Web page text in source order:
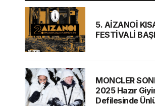
5. AİZANOİ
FESTİVALİ
MONCLER
2025 Hazır
Defilesinde